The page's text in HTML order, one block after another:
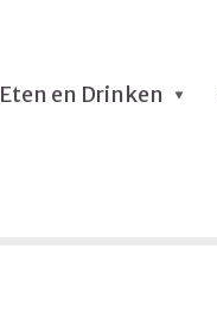
Eten en Drinken